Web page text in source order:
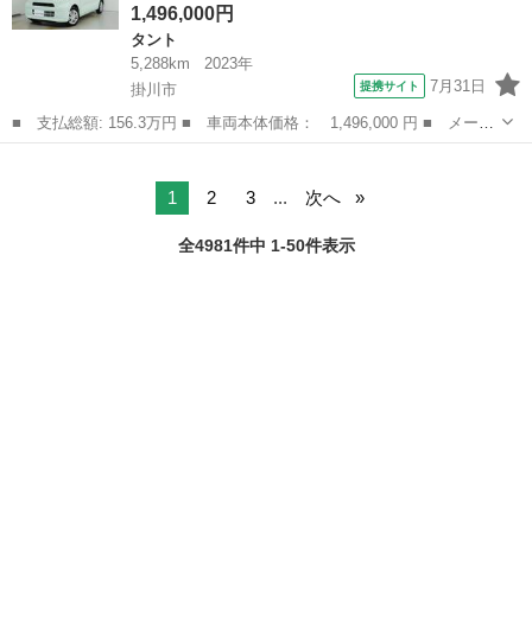
1,496,000円
タント
5,288km
2023年
掛川市
提携サイト 7月31日
■ 支払総額: 156.3万円 ■ 車両本体価格： 1,496,000 円 ■ メーカ
ー名： ダイハツ ■ 車種名： タント ■ グレード名： Ｘ ワン
1 2 3 ... 次へ
全4981件中 1-50件表示